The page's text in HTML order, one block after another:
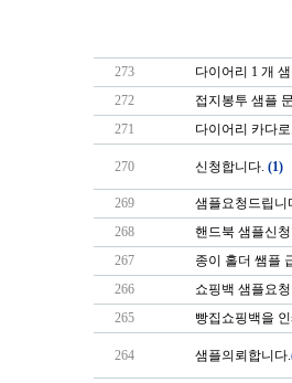
273
다이어리 1 개
272
접지봉투 샘플
271
다이어리 카다
270 신청합니다. (1)
269
샘플요청드립니
268
핸드북 샘플신
267
종이 홀더 쌤플
266
쇼핑백 샘플요
265
빵집쇼핑백을
264 샘플의뢰합니다.